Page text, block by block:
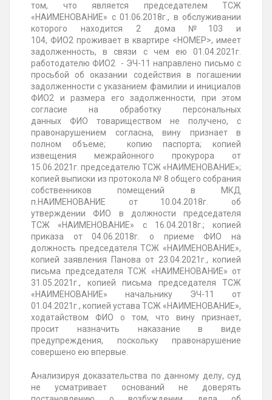
том, что является председателем ТСЖ
«НАИМЕНОВАНИЕ» с 01.06.2018г., в обслуживании
которого находится 2 дома №103 и
104, ФИО2 проживает в квартире <НОМЕР>, имеет
задолженность, в связи с чем ею 01.04.2021г.
работодателю ФИО2 - ЭЧ-11 направлено письмо с
просьбой об оказании содействия в погашении
задолженности с указанием фамилии и инициалов
ФИО2 и размера его задолженности, при этом
согласие на обработку персональных
данных ФИО товариществом не получено, с
правонарушением согласна, вину признает в
полном объеме; копию паспорта; копией
извещения межрайонного прокурора от
15.06.2021г. председателю ТСЖ «НАИМЕНОВАНИЕ»;
копией выписки из протокола № 8 общего собрания
собственников помещений в МКД
п.НАИМЕНОВАНИЕ от 10.04.2018г. об
утверждении ФИО в должности председателя
ТСЖ «НАИМЕНОВАНИЕ» с 16.04.2018г.; копией
приказа от 04.06.2018г. о приеме ФИО на
должность председателя ТСЖ «НАИМЕНОВАНИЕ»,
копией заявления Панова от 23.04.2021г., копией
письма председателя ТСЖ «НАИМЕНОВАНИЕ» от
31.05.2021г., копией письма председателя ТСЖ
«НАИМЕНОВАНИЕ» начальнику ЭЧ-11 от
01.04.2021г., копией устава ТСЖ «НАИМЕНОВАНИЕ»,
ходатайством ФИО о том, что вину признает,
просит назначить наказание в виде
предупреждения, поскольку правонарушение
совершено ею впервые.
Анализируя доказательства по данному делу, суд
не усматривает оснований не доверять